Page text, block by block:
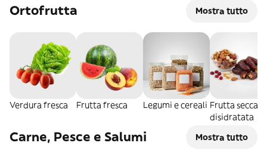
800317000658 Cal. 14-21 cm
8003170048188 Allevate a
Ortofrutta Mostra tutto
Verdura fresca Frutta fresca Legumi e cereali Frutta secca e
disidratata
Carne, Pesce e Salumi Mostra tutto